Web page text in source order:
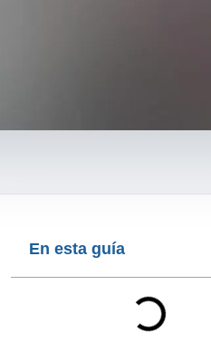
En esta guía